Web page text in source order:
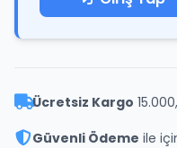
Ücretsiz Kargo
Güvenli Ödeme ile